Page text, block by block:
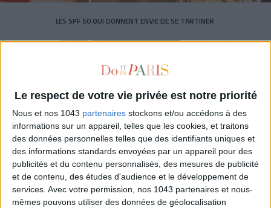
Le respect de votre vie privée est notre priorité
Nous et nos 1043 partenaires stockons et/ou accédons à des
informations sur un appareil, telles que les cookies, et traitons
des données personnelles telles que des identifiants uniques et
des informations standards envoyées par un appareil pour des
publicités et du contenu personnalisés, des mesures de publicité
et de contenu, des études d'audience et le développement de
services. Avec votre permission, nos 1043 partenaires et nous-
mêmes pouvons utiliser des données de géolocalisation
LES SPF 50 QUI DONNENT ENVIE DE SE TARTINER
LES MEILLEURS HÔTELS POUR UN WEEK-END SPA ET GASTRONOMIE